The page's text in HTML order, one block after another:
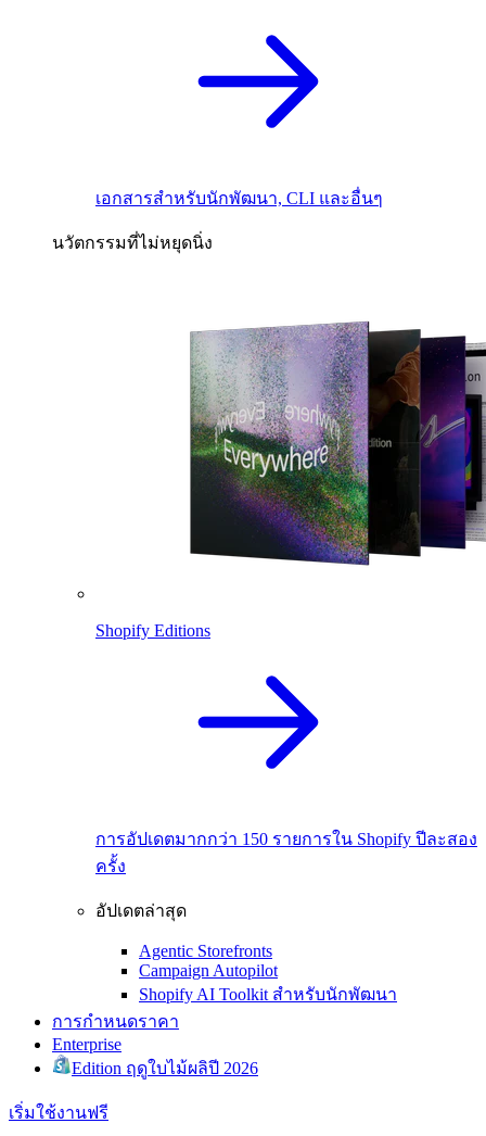
เอกสารสำหรับนักพัฒนา, CLI และอื่นๆ
นวัตกรรมที่ไม่หยุดนิ่ง
Shopify Editions
การอัปเดตมากกว่า 150 รายการใน Shopify ปีละสอง
ครั้ง
อัปเดตล่าสุด
Agentic Storefronts
Campaign Autopilot
Shopify AI Toolkit สำหรับนักพัฒนา
การกำหนดราคา
Enterprise
Edition ฤดูใบไม้ผลิปี 2026
เริ่มใช้งานฟรี